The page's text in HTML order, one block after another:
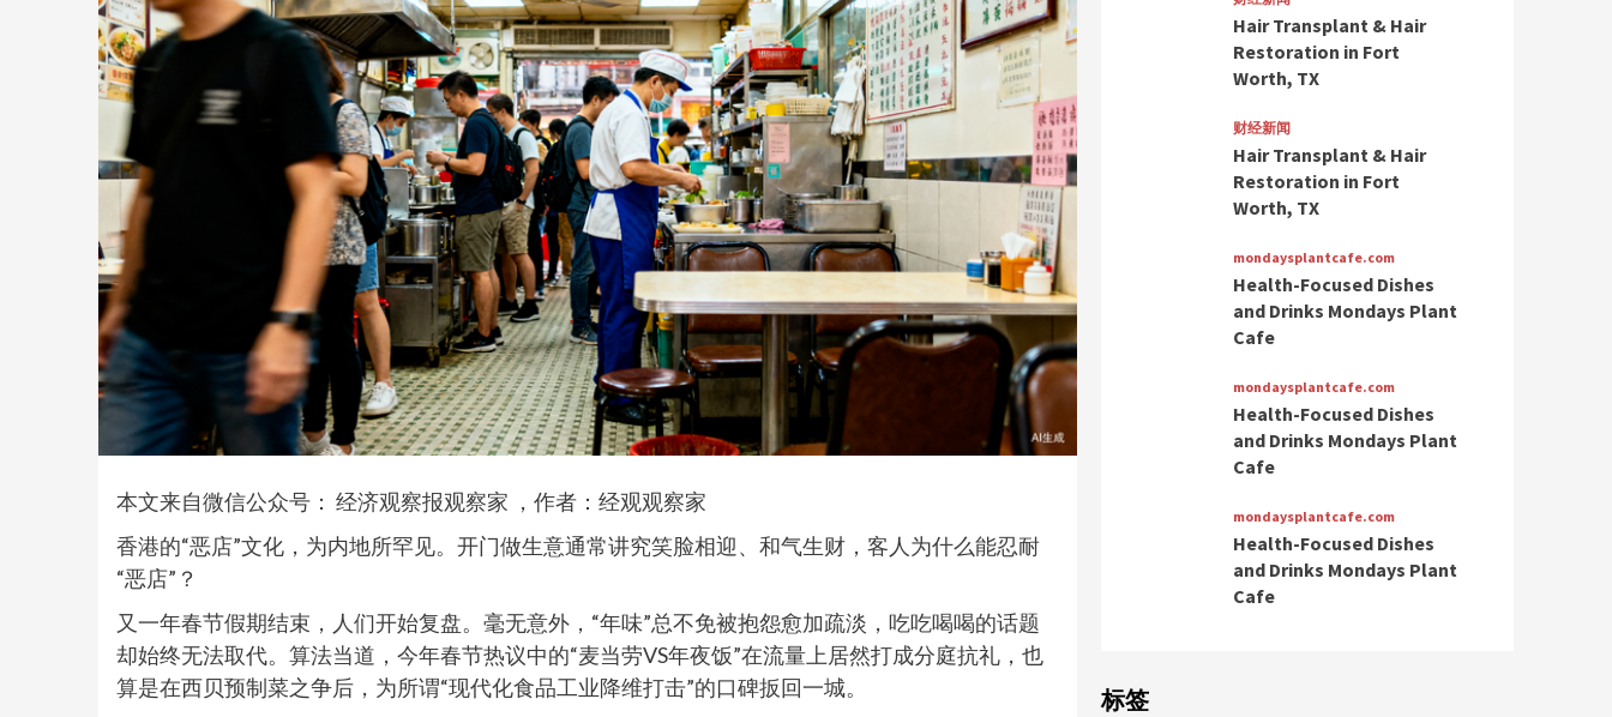
本文来自微信公众号： 经济观察报观察家 ，作者：经观观察家
香港的“恶店”文化，为内地所罕见。开门做生意通常讲究笑脸相迎、和气生财，客人为什么能忍耐
“恶店”？
又一年春节假期结束，人们开始复盘。毫无意外，“年味”总不免被抱怨愈加疏淡，吃吃喝喝的话题
却始终无法取代。算法当道，今年春节热议中的“麦当劳VS年夜饭”在流量上居然打成分庭抗礼，也
算是在西贝预制菜之争后，为所谓“现代化食品工业降维打击”的口碑扳回一城。
Hair Transplant & Hair
Restoration in Fort
Worth, TX
财经新闻
Hair Transplant & Hair
Restoration in Fort
Worth, TX
mondaysplantcafe.com
Health-Focused Dishes
and Drinks Mondays Plant
Cafe
mondaysplantcafe.com
Health-Focused Dishes
and Drinks Mondays Plant
Cafe
mondaysplantcafe.com
Health-Focused Dishes
and Drinks Mondays Plant
Cafe
标签